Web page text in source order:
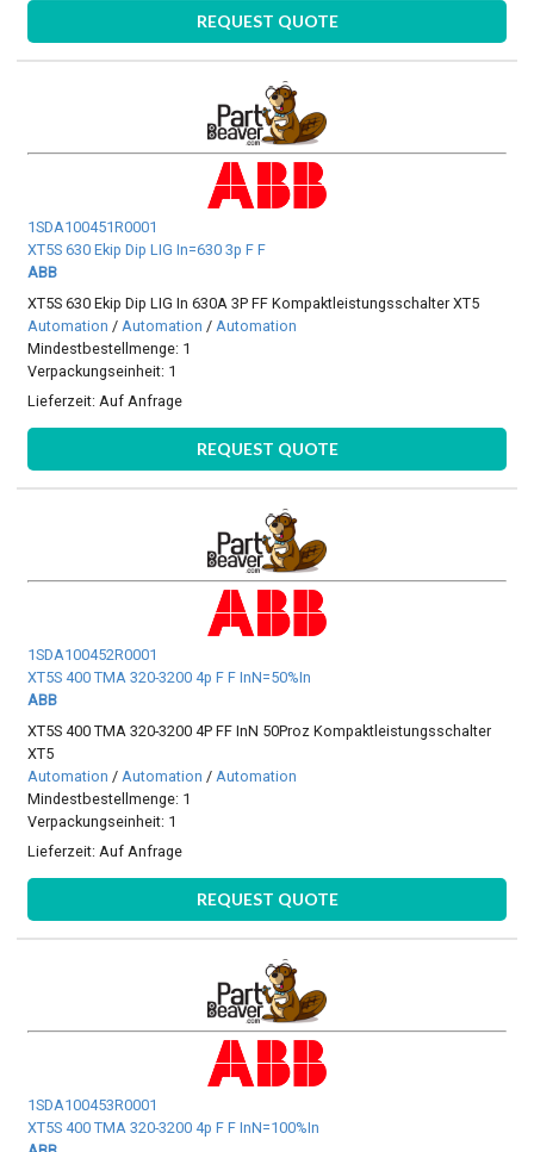
REQUEST QUOTE
1SDA100451R0001
XT5S 630 Ekip Dip LIG In=630 3p F F
ABB
XT5S 630 Ekip Dip LIG In 630A 3P FF Kompaktleistungsschalter XT5
Automation / Automation / Automation
Mindestbestellmenge: 1
Verpackungseinheit: 1
Lieferzeit:Auf Anfrage
REQUEST QUOTE
1SDA100452R0001
XT5S 400 TMA 320-3200 4p F F InN=50%In
ABB
XT5S 400 TMA 320-3200 4P FF InN 50Proz Kompaktleistungsschalter
XT5
Automation / Automation / Automation
Mindestbestellmenge: 1
Verpackungseinheit: 1
Lieferzeit: Auf Anfrage
REQUEST QUOTE
1SDA100453R0001
XT5S 400 TMA 320-3200 4p F F InN=100%In